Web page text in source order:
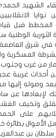
الشهيد
المخطط قبل
الثورية
في شرق
العسكرية
من غرب وجنوب
أحداث غريبة
وصوله إليها
لإبعادها عن
وتخيف
على
بطائرة
بن